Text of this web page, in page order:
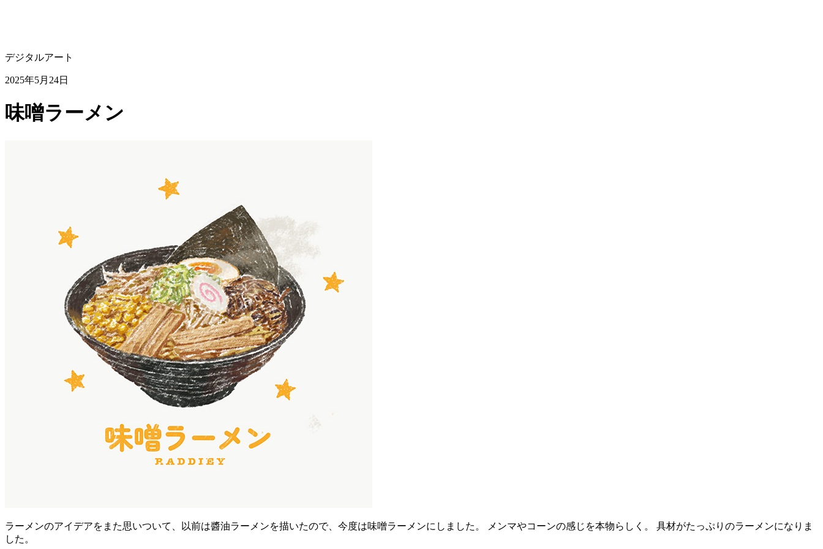
デジタルアート
2025年5月24日
味噌ラーメン
ラーメンのアイデアをまた思いついて、以前は醬油ラーメンを描いたので、今度は味噌ラーメンにしました。 メンマやコーンの感じを本物らしく。 具材がたっぷりのラーメンになりま
した。